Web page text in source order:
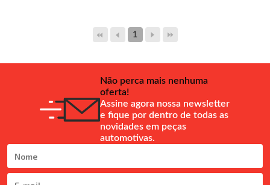
1
Não perca mais nenhuma
oferta!
Assine agora nossa newsletter
e fique por dentro de todas as
novidades em peças
automotivas.